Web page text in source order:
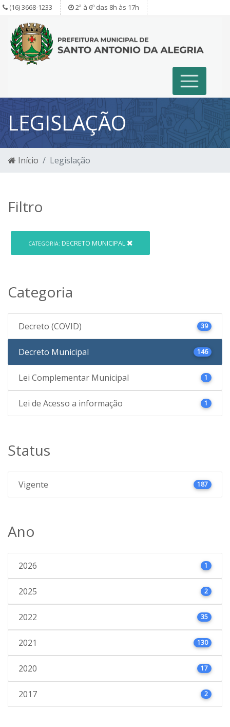
(16) 3668-1233 2ª à 6º das 8h às 17h
LEGISLAÇÃO
Início Legislação
Filtro
CATEGORIA: DECRETO MUNICIPAL
Categoria
Decreto (COVID) 39
Decreto Municipal 146
Lei Complementar Municipal 1
Lei de Acesso a informação 1
Status
Vigente 187
Ano
2026 1
2025 2
2022 35
2021 130
2020 17
2017 2